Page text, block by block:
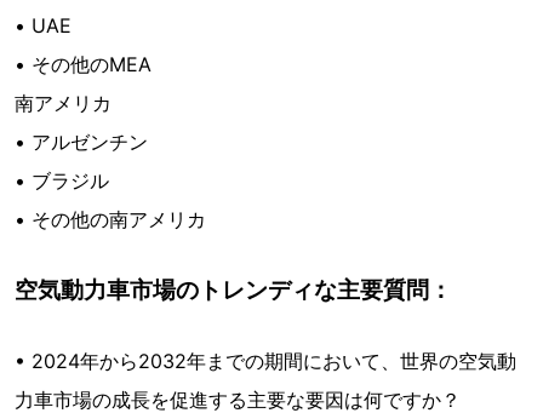
• UAE
• その他のMEA
南アメリカ
• アルゼンチン
• ブラジル
• その他の南アメリカ
空気動力車市場のトレンディな主要質問：
• 2024年から2032年までの期間において、世界の空気動
力車市場の成長を促進する主要な要因は何ですか？